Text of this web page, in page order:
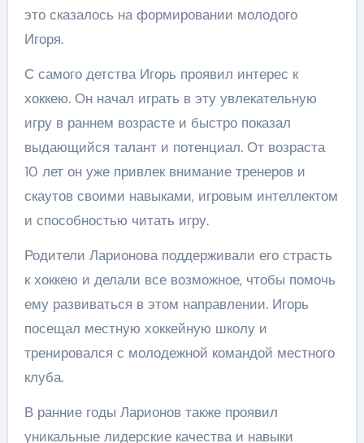
это сказалось на формировании молодого
Игоря.
С самого детства Игорь проявил интерес к
хоккею. Он начал играть в эту увлекательную
игру в раннем возрасте и быстро показал
выдающийся талант и потенциал. От возраста
10 лет он уже привлек внимание тренеров и
скаутов своими навыками, игровым интеллектом
и способностью читать игру.
Родители Ларионова поддерживали его страсть
к хоккею и делали все возможное, чтобы помочь
ему развиваться в этом направлении. Игорь
посещал местную хоккейную школу и
тренировался с молодежной командой местного
клуба.
В ранние годы Ларионов также проявил
уникальные лидерские качества и навыки